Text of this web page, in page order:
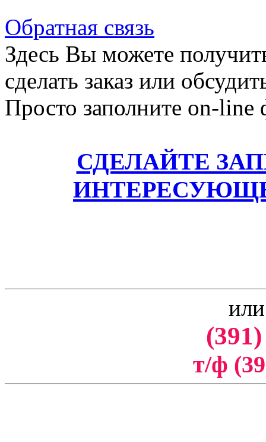
Обратная связь
Здесь Вы можете
сделать заказ или
Просто заполните on-
СДЕЛАЙТЕ
т/ф